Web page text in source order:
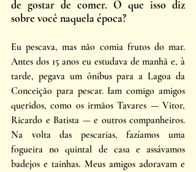
de gostar de comer. O que isso diz
sobre você naquela época?
Eu pescava, mas não comia frutos do mar.
Antes dos 15 anos eu estudava de manhã e, à
tarde, pegava um ônibus para a Lagoa da
Conceição para pescar. Iam comigo amigos
queridos, como os irmãos Tavares — Vitor,
Ricardo e Batista — e outros companheiros.
Na volta das pescarias, fazíamos uma
fogueira no quintal de casa e assávamos
badejos e tainhas. Meus amigos adoravam e